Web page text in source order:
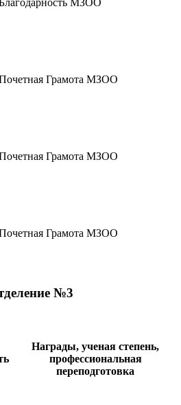
МЗОО
Грамота МЗОО
Грамота МЗОО
Грамота МЗОО
№3
Награды, ученая степень,
профессиональная
переподготовка